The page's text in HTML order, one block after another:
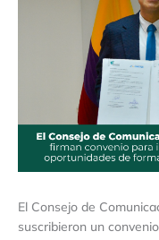
El Consejo de
suscribieron un